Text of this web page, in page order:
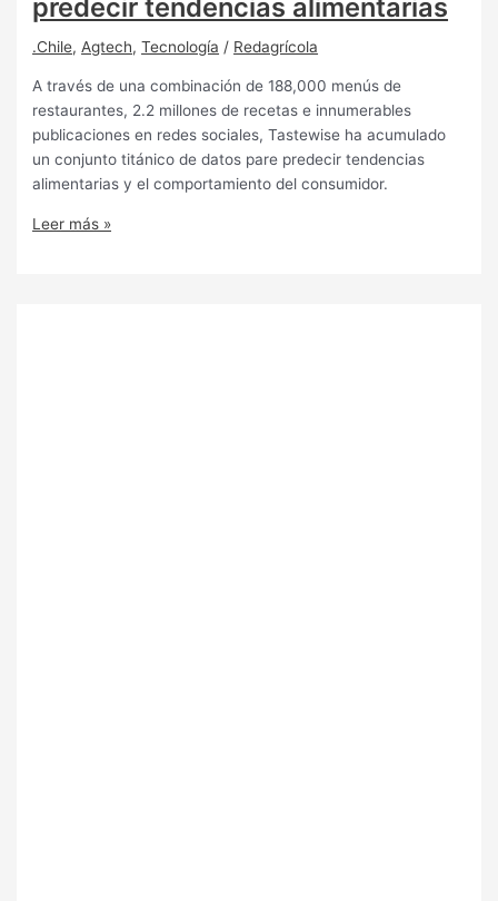
predecir tendencias alimentarias
.Chile,Agtech,Tecnología / Redagrícola
A través de una combinación de 188,000 menús de
restaurantes, 2.2 millones de recetas e innumerables
publicaciones en redes sociales, Tastewise ha acumulado
un conjunto titánico de datos pare predecir tendencias
alimentarias y el comportamiento del consumidor.
Leer más »